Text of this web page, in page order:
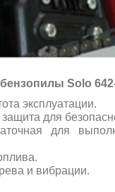
Solo
эксплуатации.
для
для
и вибрации.